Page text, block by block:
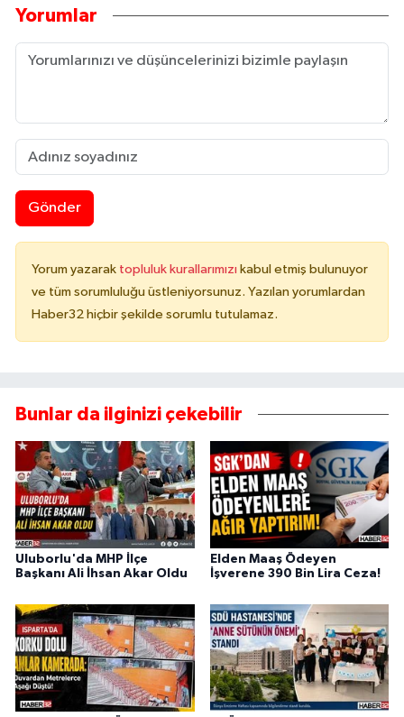
Yorumlar
Gönder
Yorum yazarak topluluk kurallarımızı kabul etmiş bulunuyor
ve tüm sorumluluğu üstleniyorsunuz. Yazılan yorumlardan
Haber32 hiçbir şekilde sorumlu tutulamaz.
Bunlar da ilginizi çekebilir
Uluborlu'da MHP İlçe
Başkanı Ali İhsan Akar Oldu
Elden Maaş Ödeyen
İşverene 390 Bin Lira Ceza!